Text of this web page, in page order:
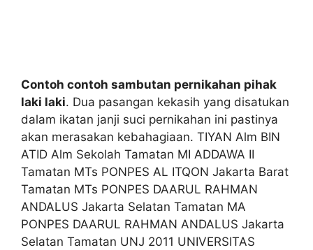
Contoh contoh sambutan pernikahan pihak
laki laki. Dua pasangan kekasih yang disatukan
dalam ikatan janji suci pernikahan ini pastinya
akan merasakan kebahagiaan. TIYAN Alm BIN
ATID Alm Sekolah Tamatan MI ADDAWA II
Tamatan MTs PONPES AL ITQON Jakarta Barat
Tamatan MTs PONPES DAARUL RAHMAN
ANDALUS Jakarta Selatan Tamatan MA
PONPES DAARUL RAHMAN ANDALUS Jakarta
Selatan Tamatan UNJ 2011 UNIVERSITAS